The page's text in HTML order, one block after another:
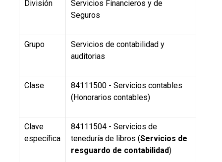
División
Servicios Financieros y de
Seguros
Grupo
Servicios de contabilidad y
auditorias
Clase
84111500 - Servicios contables
(Honorarios contables)
Clave
específica
84111504 - Servicios de
teneduría de libros (Servicios de
resguardo de contabilidad)